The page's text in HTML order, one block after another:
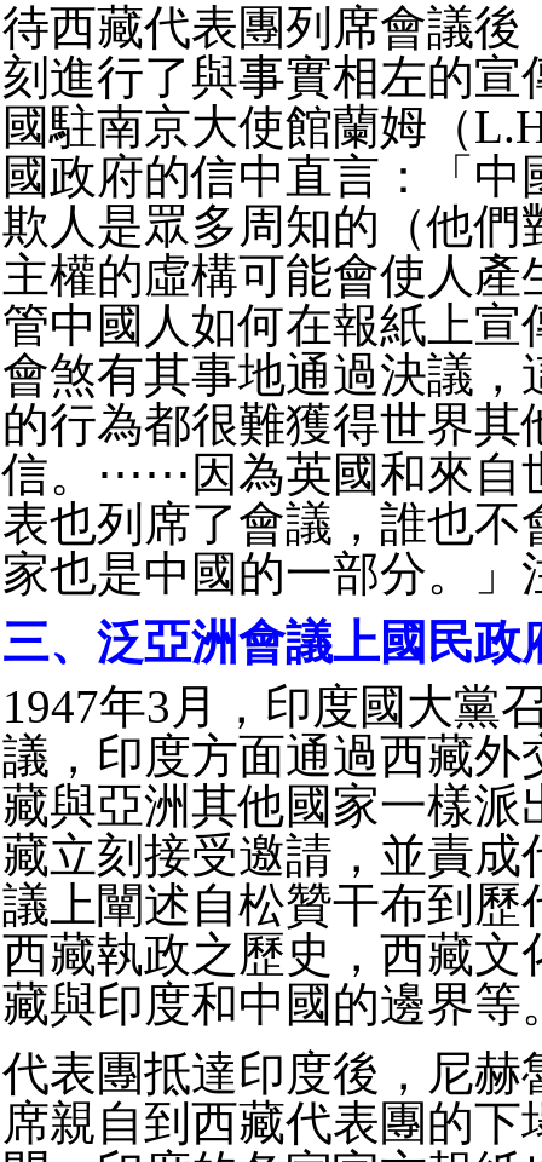
待西藏代表團列席會議後
刻進行了與事實相左的宣
國駐南京大使館蘭姆（
國政府的信中直言：「中
欺人是眾多周知的（他們
主權的虛構可能會使人產
管中國人如何在報紙上宣
會煞有其事地通過決議，
的行為都很難獲得世界其
信。⋯⋯因為英國和來自
表也列席了會議，誰也不
家也是中國的一部分。」
三、泛亞洲會議上國民政
1947年3月，印度國大黨
議，印度方面通過西藏外
藏與亞洲其他國家一樣派
藏立刻接受邀請，並責成
議上闡述自松贊干布到歷
西藏執政之歷史，西藏文
藏與印度和中國的邊界等
代表團抵達印度後，尼赫
席親自到西藏代表團的下